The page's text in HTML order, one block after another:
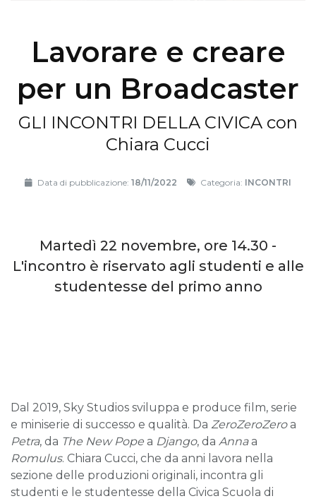
Lavorare e creare
per un Broadcaster
GLI INCONTRI DELLA CIVICA con
Chiara Cucci
Data di pubblicazione:18/11/2022 Categoria: INCONTRI
Martedì 22 novembre, ore 14.30 -
L'incontro è riservato agli studenti e alle
studentesse del primo anno
Dal 2019, Sky Studios sviluppa e produce film, serie
e miniserie di successo e qualità. Da ZeroZeroZeroa
Petra, da The New Pope a Django, da Annaa
Romulus. Chiara Cucci, che da anni lavora nella
sezione delle produzioni originali, incontra gli
studenti e le studentesse della Civica Scuola di